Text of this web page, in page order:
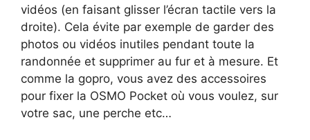
vidéos (en faisant glisser l’écran tactile vers la
droite). Cela évite par exemple de garder des
photos ou vidéos inutiles pendant toute la
randonnée et supprimer au fur et à mesure. Et
comme la gopro, vous avez des accessoires
pour fixer la OSMO Pocket où vous voulez, sur
votre sac, une perche etc…